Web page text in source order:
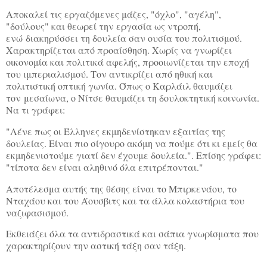
Αποκαλεί τις εργαζόμενες μάζες, "όχλο", "αγέλη",
"δούλους" και θεωρεί την εργασία ως ντροπή,
ενώ διακηρύσσει τη δουλεία σαν ουσία του πολιτισμού.
Χαρακτηρίζεται από προαίσθηση. Χωρίς να γνωρίζει
οικονομία και πολιτικά αφελής, προοιωνίζεται την εποχή
του ιμπεριαλισμού. Τον αντικρίζει από ηθική και
πολιτιστική οπτική γωνία. Όπως ο Καρλάιλ θαυμάζει
τον μεσαίωνα, ο Νίτσε θαυμάζει τη δουλοκτητική κοινωνία.
Να τι γράφει:
"Λένε πως οι Έλληνες εκμηδενίστηκαν εξαιτίας της
δουλείας. Είναι πιο σίγουρο ακόμη να πούμε ότι κι εμείς θα
εκμηδενιστούμε γιατί δεν έχουμε δουλεία.". Επίσης γράφει:
"τίποτα δεν είναι αληθινό όλα επιτρέπονται."
Αποτέλεσμα αυτής της θέσης είναι το Μπιρκενάου, το
Νταχάου και του Άουσβιτς και τα άλλα κολαστήρια του
ναζιφασισμού.
Εκθειάζει όλα τα αντιδραστικά και σάπια γνωρίσματα που
χαρακτηρίζουν την αστική τάξη σαν τάξη.